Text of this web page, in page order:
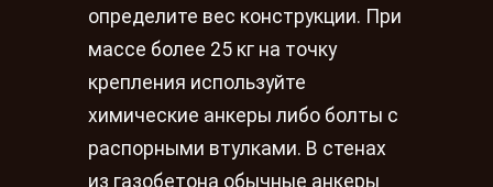
определите вес конструкции. При
массе более 25 кг на точку
крепления используйте
химические анкеры либо болты с
распорными втулками. В стенах
из газобетона обычные анкеры